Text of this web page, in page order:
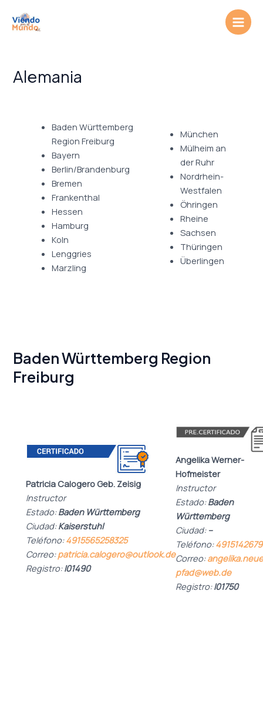
contenido
Main
Alemania
Baden Württemberg
Region Freiburg
Bayern
Berlin/Brandenburg
Bremen
Frankenthal
Hessen
Hamburg
Koln
Lenggries
Marzling
München
Mülheim an
der Ruhr
Nordrhein-
Westfalen
Öhringen
Rheine
Sachsen
Thüringen
Überlingen
Baden Württemberg Region
Freiburg
Patricia Calogero Geb. Zeisig
Instructor
Estado:Baden Württemberg
Ciudad:Kaiserstuhl
Teléfono:4915565258325
Correo:patricia.calogero@outlook.de
Registro:I01490
Angelika Werner-
Hofmeister
Instructor
Estado:Baden
Württemberg
Ciudad: –
Teléfono:
Correo:
pfad@web.de
Registro:I01750